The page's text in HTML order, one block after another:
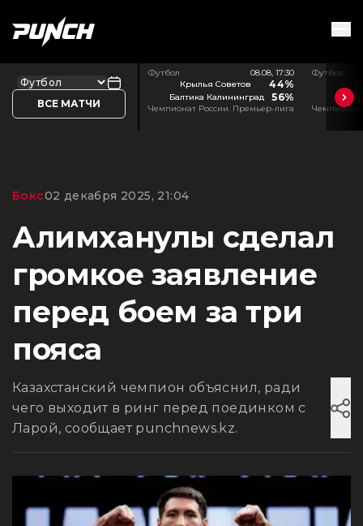
ВСЕ МАТЧИ
Футбол
08.08, 17:30
Крылья Советов
44%
Балтика Калининград 56%
Чемпионат России. Премьер-лига
Футбол
Чемпионат
Бокс02 декабря 2025, 21:04
Алимханулы сделал
громкое заявление
перед боем за три
пояса
Казахстанский чемпион объяснил, ради
чего выходит в ринг перед поединком с
Ларой, сообщает punchnews.kz.